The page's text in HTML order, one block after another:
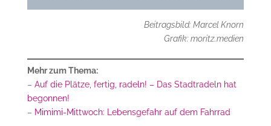
Beitragsbild: Marcel Knorn
Grafik: moritz.medien
Mehr zum Thema:
– Auf die Plätze, fertig, radeln! – Das Stadtradeln hat
begonnen!
– Mimimi-Mittwoch: Lebensgefahr auf dem Fahrrad